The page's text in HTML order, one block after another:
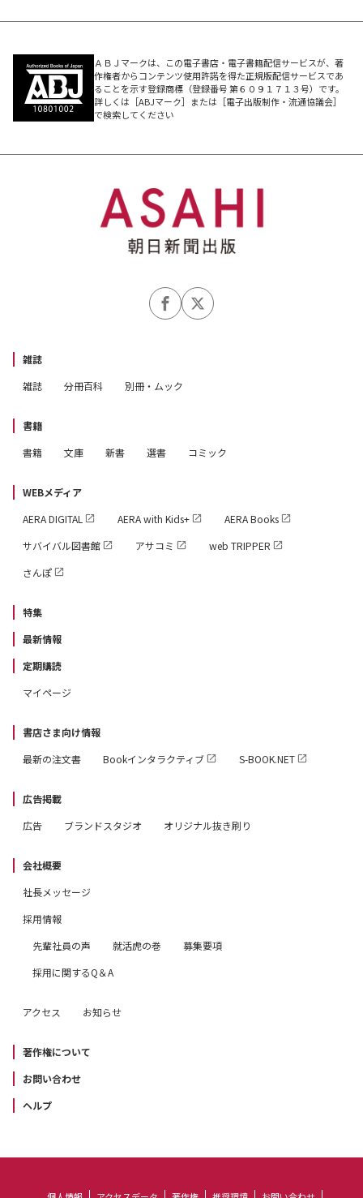
ＡＢＪマークは、この電子書店・電子書籍配信サービスが、著
作権者からコンテンツ使用許諾を得た正規版配信サービスであ
ることを示す登録商標（登録番号 第６０９１７１３号）です。
詳しくは［ABJマーク］または［電子出版制作・流通協議会］
で検索してください
雑誌
雑誌
分冊百科 別冊・ムック
書籍
書籍
文庫 新書 選書 コミック
WEBメディア
AERA DIGITAL
AERA with Kids+
AERA Books
サバイバル図書館
アサコミ
web TRIPPER
さんぽ
特集
最新情報
定期購読
マイページ
書店さま向け情報
最新の注文書
Bookインタラクティブ S-BOOK.NET
広告掲載
広告
ブランドスタジオ オリジナル抜き刷り
会社概要
社長メッセージ
採用情報
先輩社員の声
就活虎の巻
募集要項
採用に関するQ＆A
アクセス お知らせ
著作権について
お問い合わせ
ヘルプ